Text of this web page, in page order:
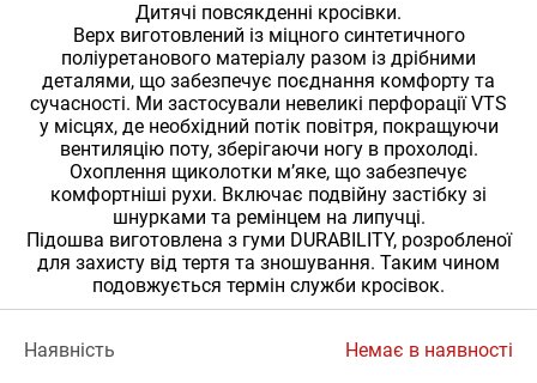
Дитячі повсякденні кросівки.
Верх виготовлений із міцного синтетичного
поліуретанового матеріалу разом із дрібними
деталями, що забезпечує поєднання комфорту та
сучасності. Ми застосували невеликі перфорації VTS
у місцях, де необхідний потік повітря, покращуючи
вентиляцію поту, зберігаючи ногу в прохолоді.
Охоплення щиколотки м’яке, що забезпечує
комфортніші рухи. Включає подвійну застібку зі
шнурками та ремінцем на липучці.
Підошва виготовлена з гуми DURABILITY, розробленої
для захисту від тертя та зношування. Таким чином
подовжується термін служби кросівок.
Наявність Немає в наявності